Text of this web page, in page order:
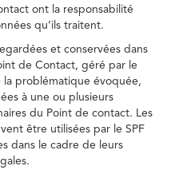
ont la responsabilité
qu’ils traitent.
et conservées dans
de Contact, géré par le
la problématique évoquée,
à une ou plusieurs
du Point de contact. Les
être utilisées par le SPF
dans le cadre de leurs